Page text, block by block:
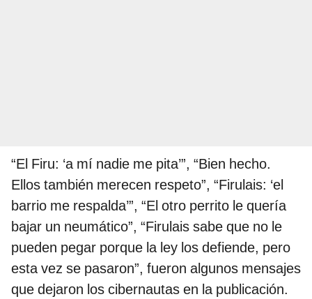
“El Firu: ‘a mí nadie me pita’”, “Bien hecho.
Ellos también merecen respeto”, “Firulais: ‘el
barrio me respalda’”, “El otro perrito le quería
bajar un neumático”, “Firulais sabe que no le
pueden pegar porque la ley los defiende, pero
esta vez se pasaron”, fueron algunos mensajes
que dejaron los cibernautas en la publicación.